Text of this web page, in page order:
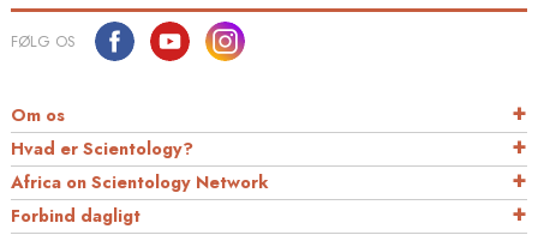
FØLG OS
Om os
Hvad er Scientology?
Africa on Scientology Network
Forbind dagligt